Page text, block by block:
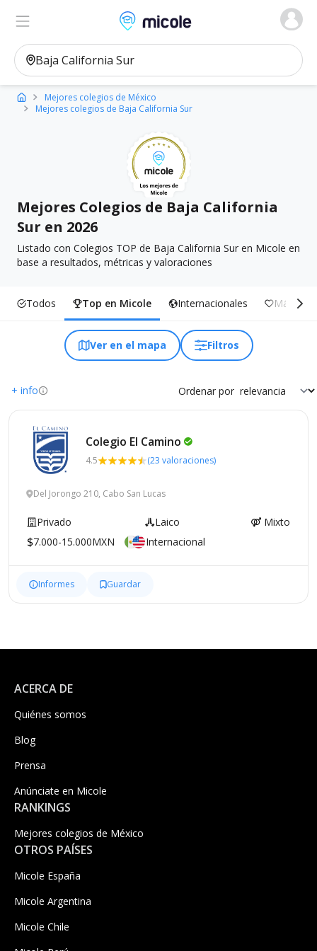
Micole, buscador de colegios
Ver en el mapa
Mejores colegios de México
Mejores colegios de Baja California Sur
Mejores Colegios de Baja California
Sur en 2026
Listado con Colegios TOP de Baja California Sur en Micole en
base a resultados, métricas y valoraciones
Todos Top en Micole Internacionales Más
Ver en el mapa Filtros
+ info Ordenar por
Colegio El Camino
4.5 (23 valoraciones)
Del Jorongo 210, Cabo San Lucas
Privado Laico
Mixto
7.000-15.000MXN
Internacional
Informes Guardar
ACERCA DE
Quiénes somos
Blog
Prensa
Anúnciate en Micole
RANKINGS
Mejores colegios de México
OTROS PAÍSES
Micole España
Micole Argentina
Micole Chile